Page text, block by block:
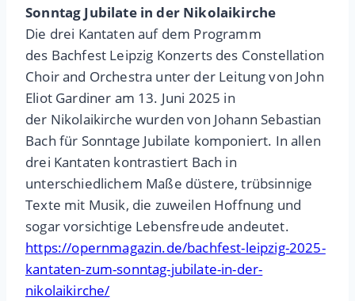
Sonntag Jubilate in der Nikolaikirche
Die drei Kantaten auf dem Programm
des Bachfest Leipzig Konzerts des Constellation
Choir and Orchestra unter der Leitung von John
Eliot Gardiner am 13. Juni 2025 in
der Nikolaikirche wurden von Johann Sebastian
Bach für Sonntage Jubilate komponiert. In allen
drei Kantaten kontrastiert Bach in
unterschiedlichem Maße düstere, trübsinnige
Texte mit Musik, die zuweilen Hoffnung und
sogar vorsichtige Lebensfreude andeutet.
https://opernmagazin.de/bachfest-leipzig-2025-
kantaten-zum-sonntag-jubilate-in-der-
nikolaikirche/